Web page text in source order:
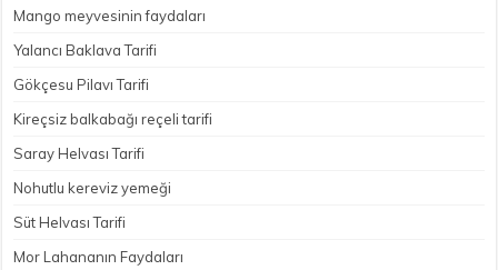
Mango meyvesinin faydaları
Yalancı Baklava Tarifi
Gökçesu Pilavı Tarifi
Kireçsiz balkabağı reçeli tarifi
Saray Helvası Tarifi
Nohutlu kereviz yemeği
Süt Helvası Tarifi
Mor Lahananın Faydaları